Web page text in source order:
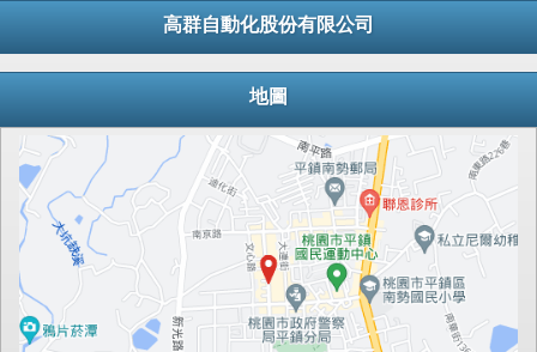
高群自動化股份有限公司
地圖